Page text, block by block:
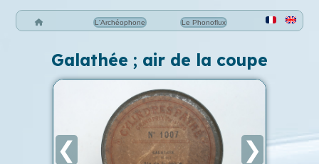
L'Archéophone Le Phonoflux
Galathée ; air de la coupe
❮ ❯